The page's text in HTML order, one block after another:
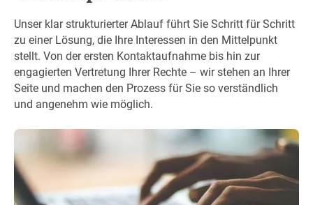
Unser klar strukturierter Ablauf führt Sie Schritt für Schritt
zu einer Lösung, die Ihre Interessen in den Mittelpunkt
stellt. Von der ersten Kontaktaufnahme bis hin zur
engagierten Vertretung Ihrer Rechte – wir stehen an Ihrer
Seite und machen den Prozess für Sie so verständlich
und angenehm wie möglich.